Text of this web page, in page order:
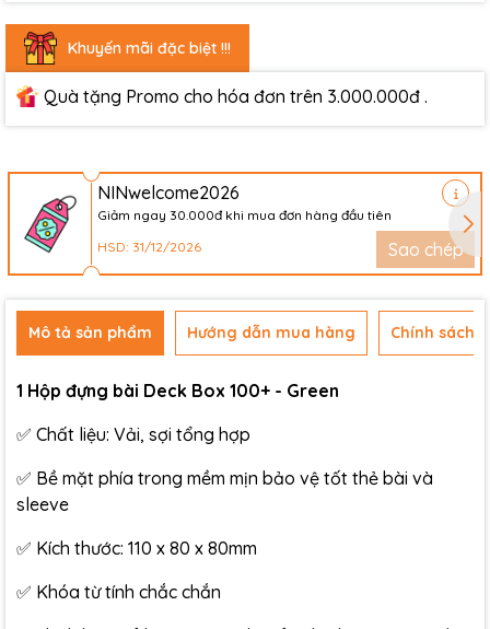
Khuyến mãi đặc biệt !!!
Quà tặng Promo cho hóa đơn trên 3.000.000đ .
NINwelcome2026
Giảm ngay 30.000đ khi mua đơn hàng đầu tiên
HSD: 31/12/2026
Sao chép
Mô tả sản phẩm Hướng dẫn mua hàng Chính sách
1 Hộp đựng bài Deck Box 100+ - Green
✅ Chất liệu: Vải, sợi tổng hợp
✅ Bề mặt phía trong mềm mịn bảo vệ tốt thẻ bài và
sleeve
✅ Kích thước: 110 x 80 x 80mm
✅ Khóa từ tính chắc chắn